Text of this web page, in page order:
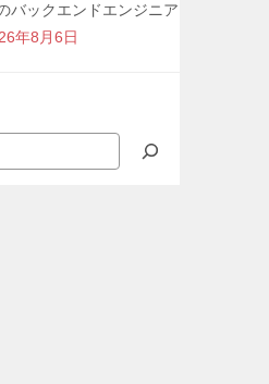
バックエンドエンジニア
年8月6日